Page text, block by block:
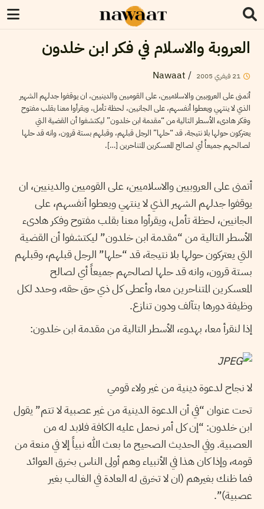
العروبة والاسلام في فكر ابن خلدون
21 فيفري 2005
/
Nawaat
أتمنى على العروبيين والاسلاميين، على القوميين والدينيين، ان يوقفوا جدلهم الشهير
الذي لا ينتهي ويعطوا أنفسهم، على الجانيين، لحظة تأمل، ويقرأوا معنا بقلب مفتوح
وفكر هادىء الأسطر التالية من “مقدمة ابن خلدون” ليكتشفوا أن القضية التي
يعتركون حولها بلا نتيجة، قد “حلها” الرجل قبلهم، وقبلهم بستة قرون، وانه قد حلها
لصالحهم جميعاً أي لصالح المعسكرين المتناحرين […].
أتمنى على العروبيين والاسلاميين، على القوميين والدينيين، ان
يوقفوا جدلهم الشهير الذي لا ينتهي ويعطوا أنفسهم، على
الجانيين، لحظة تأمل، ويقرأوا معنا بقلب مفتوح وفكر هادىء
الأسطر التالية من “مقدمة ابن خلدون” ليكتشفوا أن القضية
التي يعتركون حولها بلا نتيجة، قد “حلها” الرجل قبلهم، وقبلهم
بستة قرون، وانه قد حلها لصالحهم جميعاً أي لصالح
المعسكرين المتناحرين معا، وأعطى كل ذي حق حقه، وحدد لكل
وظيفة دورها بتآلف ودون تنازع.
إذا لنقرأ معا، بهدوء، الأسطر التالية من مقدمة ابن خلدون:
لا نجاح لدعوة دينية من غير ولاء قومي
تحت عنوان “في أن الدعوة الدينية من غير عصبية لا تتم” يقول
ابن خلدون: “إن كل أمر نحمل عليه الكافة فلابد له من
العصبية. وفي الحديث الصحيح ما بعث الله نبياً إلا في منعة من
قومه، وإذا كان هذا في الأنبياء وهم أولى الناس بخرق العوائد
فما ظنك بغيرهم (ان لا تخرق له العادة في الغالب بغير
عصبية)”.